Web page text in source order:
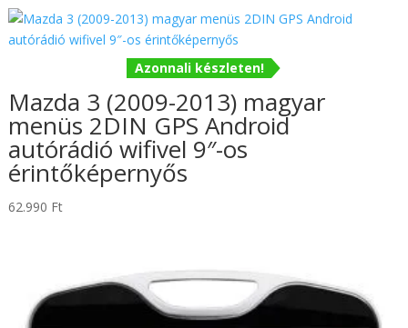
Azonnali készleten!
Mazda 3 (2009-2013) magyar
menüs 2DIN GPS Android
autórádió wifivel 9″-os
érintőképernyős
62.990 Ft